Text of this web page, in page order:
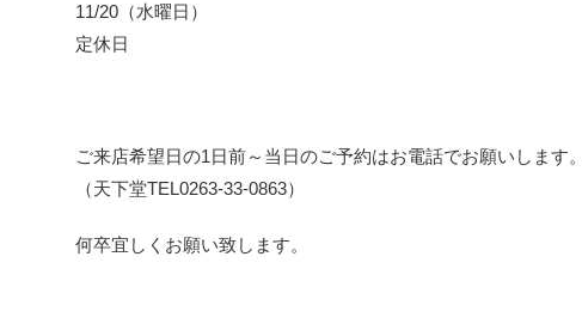
11/20（水曜日）
定休日
ご来店希望日の1日前～当日のご予約はお電話でお願いします。
（天下堂TEL0263-33-0863）
何卒宜しくお願い致します。